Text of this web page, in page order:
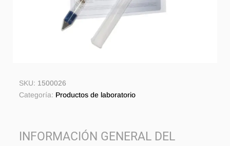
SKU: 1500026
Categoría: Productos de laboratorio
INFORMACIÓN GENERAL DEL